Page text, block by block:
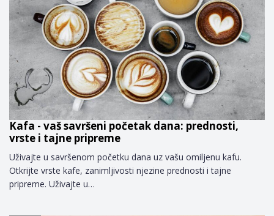
Kafa - vaš savršeni početak dana: prednosti,
vrste i tajne pripreme
Uživajte u savršenom početku dana uz vašu omiljenu kafu.
Otkrijte vrste kafe, zanimljivosti njezine prednosti i tajne
pripreme. Uživajte u…